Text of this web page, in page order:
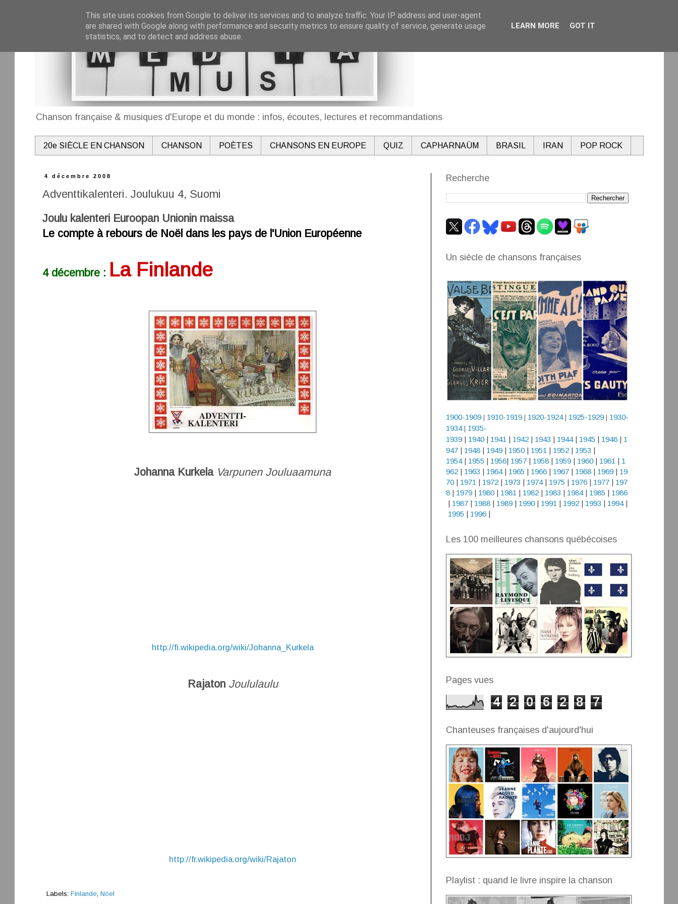
Chanson française & musiques d'Europe et du monde : infos, écoutes, lectures et recommandations
20e SIÈCLE EN CHANSON CHANSON POÈTES CHANSONS EN EUROPE QUIZ CAPHARNAÜM BRASIL IRAN POP ROCK
4 décembre 2008
Adventtikalenteri. Joulukuu 4, Suomi
Joulu kalenteri Euroopan Unionin maissa
Le compte à rebours de Noël dans les pays de l'Union Européenne
4 décembre : La Finlande
Johanna Kurkela Varpunen Jouluaamuna
http://fi.wikipedia.org/wiki/Johanna_Kurkela
Rajaton Joululaulu
http://fr.wikipedia.org/wiki/Rajaton
Labels: Finlande, Nöel
Recherche
Un siècle de chansons françaises
1900-1909| 1910-1919| 1920-1924| 1925-1929| 1930-
1934| 1935-
1939 | 1940| 1941 | 1942| 1943 | 1944 | 1945 | 1946 | 1
947 | 1948 | 1949 | 1950 | 1951 | 1952 | 1953 |
1954| 1955 | 1956| 1957| 1958| 1959| 1960| 1961 | 1
962| 1963 | 1964| 1965 | 1966 | 1967| 1968| 1969| 19
70| 1971 | 1972| 1973 | 1974| 1975 | 1976| 1977| 197
8| 1979| 1980| 1981 | 1982| 1983 | 1984| 1985 | 1986
| 1987| 1988| 1989| 1990| 1991 | 1992| 1993 | 1994|
1995 | 1996|
Les 100 meilleures chansons québécoises
Pages vues
4 2 0 6 2 8 7
Chanteuses françaises d'aujourd'hui
Playlist : quand le livre inspire la chanson
This site uses cookies from Google to deliver its services and to analyze traffic. Your IP address and user-agent
are shared with Google along with performance and security metrics to ensure quality of service, generate usage
statistics, and to detect and address abuse.
LEARN MORE GOT IT